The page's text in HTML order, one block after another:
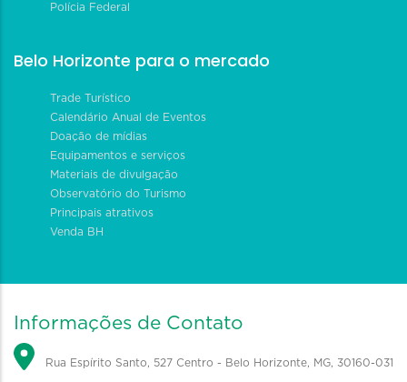
Polícia Federal
Belo Horizonte para o mercado
Trade Turístico
Calendário Anual de Eventos
Doação de mídias
Equipamentos e serviços
Materiais de divulgação
Observatório do Turismo
Principais atrativos
Venda BH
Informações de Contato
Rua Espírito Santo, 527 Centro - Belo Horizonte, MG, 30160-031